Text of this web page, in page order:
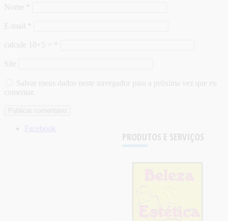
Nome
E-mail
calcule 10+5 =
Site
Salvar meus dados neste navegador para a próxima vez que eu
comentar.
PRODUTOS E SERVIÇOS
Facebook